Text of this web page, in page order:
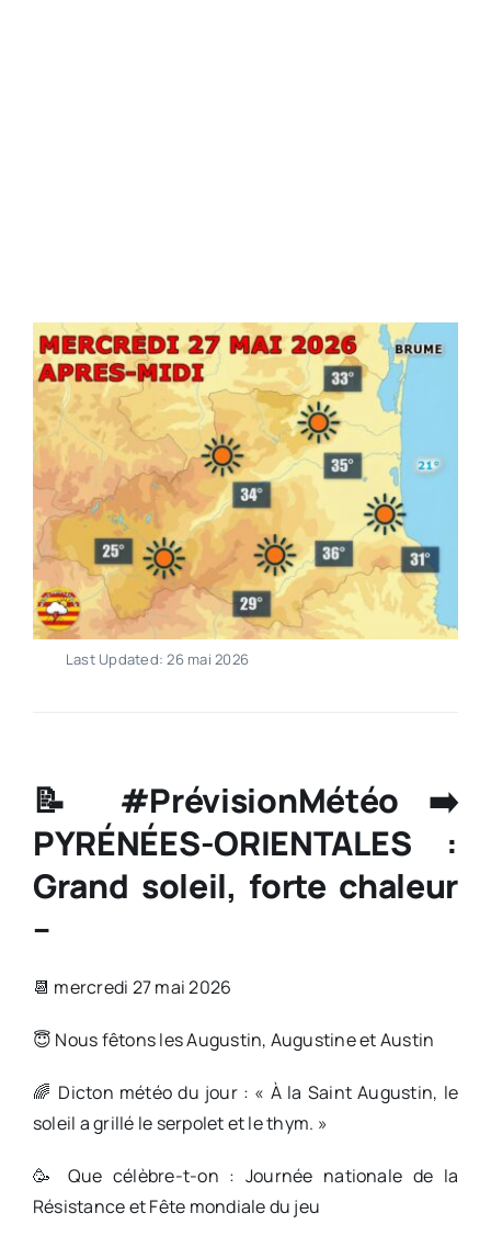
Last Updated: 26 mai 2026
📝 #PrévisionMétéo ➡️
PYRÉNÉES-ORIENTALES :
Grand soleil, forte chaleur
–
📆 mercredi 27 mai 2026
😇 Nous fêtons les Augustin, Augustine et Austin
🌈 Dicton météo du jour : « À la Saint Augustin, le
soleil a grillé le serpolet et le thym. »
🥳 Que célèbre-t-on : Journée nationale de la
Résistance et Fête mondiale du jeu